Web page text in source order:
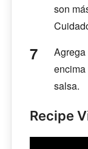
son
salsa.
Recipe